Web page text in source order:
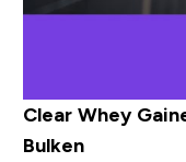
Clear Whey
Bulken